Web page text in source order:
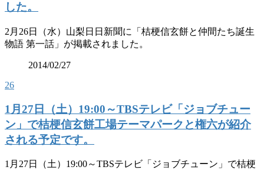
した。
2月26日（水）山梨日日新聞に「桔梗信玄餅と仲間たち誕生
物語 第一話」が掲載されました。
2014/02/27
26
1月27日（土）19:00～TBSテレビ「ジョブチュー
ン」で桔梗信玄餅工場テーマパークと権六が紹介
される予定です。
1月27日（土）19:00～TBSテレビ「ジョブチューン」で桔梗